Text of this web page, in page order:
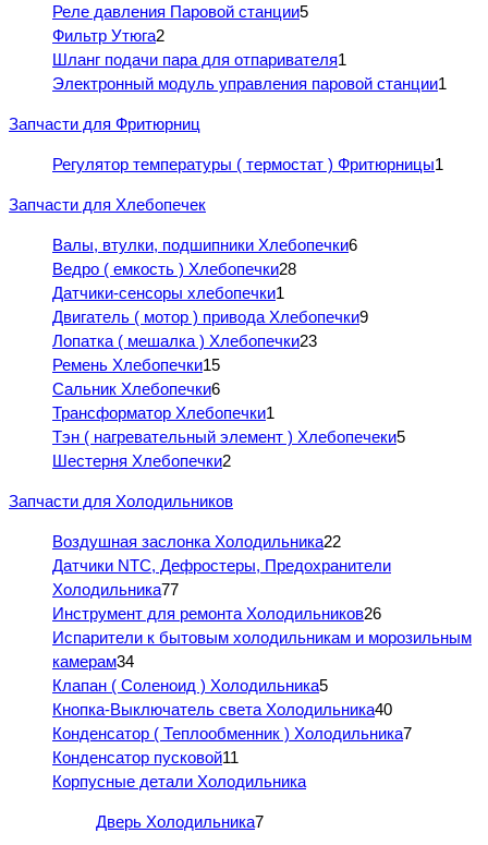
Реле давления Паровой станции5
Фильтр Утюга2
Шланг подачи пара для отпаривателя1
Электронный модуль управления паровой станции1
Запчасти для Фритюрниц
Регулятор температуры ( термостат ) Фритюрницы1
Запчасти для Хлебопечек
Валы, втулки, подшипники Хлебопечки6
Ведро ( емкость ) Хлебопечки28
Датчики-сенсоры хлебопечки1
Двигатель ( мотор ) привода Хлебопечки9
Лопатка ( мешалка ) Хлебопечки23
Ремень Хлебопечки15
Сальник Хлебопечки6
Трансформатор Хлебопечки1
Тэн ( нагревательный элемент ) Хлебопечеки5
Шестерня Хлебопечки2
Запчасти для Холодильников
Воздушная заслонка Холодильника22
Датчики NTC, Дефростеры, Предохранители
Холодильника77
Инструмент для ремонта Холодильников26
Испарители к бытовым холодильникам и морозильным
камерам34
Клапан ( Соленоид ) Холодильника5
Кнопка-Выключатель света Холодильника40
Конденсатор ( Теплообменник ) Холодильника7
Конденсатор пусковой11
Корпусные детали Холодильника
Дверь Холодильника7